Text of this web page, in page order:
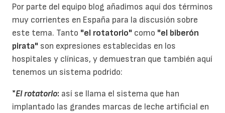
Por parte del equipo blog añadimos aquí dos términos
muy corrientes en España para la discusión sobre
este tema. Tanto "el rotatorio" como "el biberón
pirata" son expresiones establecidas en los
hospitales y clínicas, y demuestran que también aquí
tenemos un sistema podrido:
*El rotatorio: así se llama el sistema que han
implantado las grandes marcas de leche artificial en